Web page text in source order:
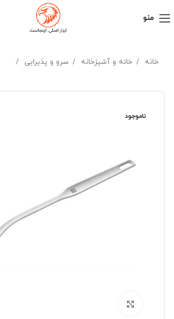
منو
خانه خانه و آشپزخانه سرو و پذیرایی
ناموجود